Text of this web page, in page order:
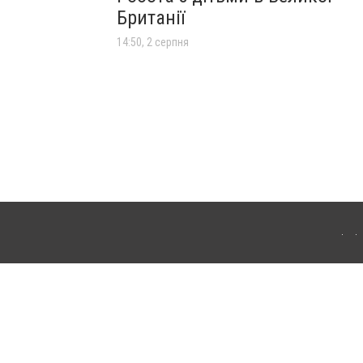
Британії
14:50, 2 серпня